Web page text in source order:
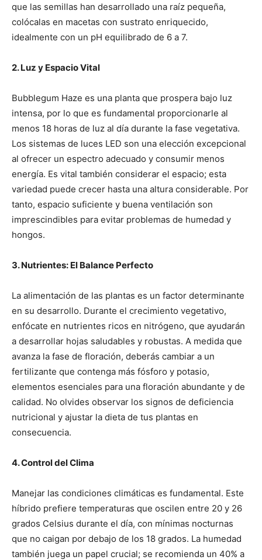
que las semillas han desarrollado una raíz pequeña,
colócalas en macetas con sustrato enriquecido,
idealmente con un pH equilibrado de 6 a 7.
2. Luz y Espacio Vital
Bubblegum Haze es una planta que prospera bajo luz
intensa, por lo que es fundamental proporcionarle al
menos 18 horas de luz al día durante la fase vegetativa.
Los sistemas de luces LED son una elección excepcional
al ofrecer un espectro adecuado y consumir menos
energía. Es vital también considerar el espacio; esta
variedad puede crecer hasta una altura considerable. Por
tanto, espacio suficiente y buena ventilación son
imprescindibles para evitar problemas de humedad y
hongos.
3. Nutrientes: El Balance Perfecto
La alimentación de las plantas es un factor determinante
en su desarrollo. Durante el crecimiento vegetativo,
enfócate en nutrientes ricos en nitrógeno, que ayudarán
a desarrollar hojas saludables y robustas. A medida que
avanza la fase de floración, deberás cambiar a un
fertilizante que contenga más fósforo y potasio,
elementos esenciales para una floración abundante y de
calidad. No olvides observar los signos de deficiencia
nutricional y ajustar la dieta de tus plantas en
consecuencia.
4. Control del Clima
Manejar las condiciones climáticas es fundamental. Este
híbrido prefiere temperaturas que oscilen entre 20 y 26
grados Celsius durante el día, con mínimas nocturnas
que no caigan por debajo de los 18 grados. La humedad
también juega un papel crucial; se recomienda un 40% a